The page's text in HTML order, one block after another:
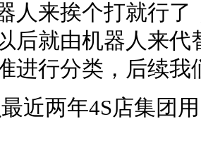
人来挨个打就行
后就由机器人来
进行分类，后续